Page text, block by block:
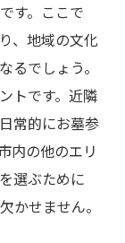
す。ここで
、地域の文化
るでしょう。
トです。近隣
常的にお墓参
内の他のエリ
選ぶために
かせません。